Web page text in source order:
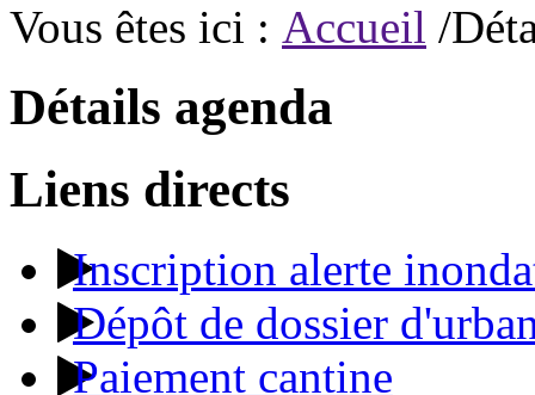
Vous êtes ici : Accueil /
Détails agenda
Liens directs
Inscription alerte
Dépôt de dossier
Paiement cantine